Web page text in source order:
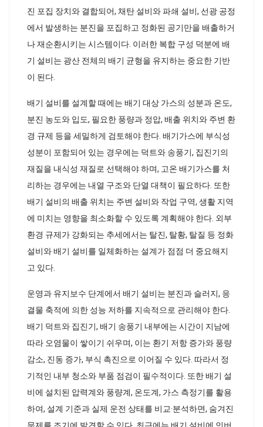
진 포집 장치와 결합되어, 채탄 설비와 파쇄 설비, 선광 공정
에서 발생하는 분진을 포집하고 정화된 공기만을 배출하거
나 재순환시키는 시스템이다. 이러한 복합 구성 덕분에 배
기 설비는 광산 전체의 배기 균형을 유지하는 중요한 기반
이 된다.
배기 설비를 설계할 때에는 배기 대상 가스의 성분과 온도,
분진 농도와 입도, 필요한 풍량과 정압, 배출 위치와 주변 환
경 규제 등을 세밀하게 검토해야 한다. 배기가스에 부식성
성분이 포함되어 있는 경우에는 덕트와 송풍기, 집진기의
재질을 내식성 재질로 선택해야 하며, 고온 배기가스를 처
리하는 경우에는 내열 구조와 단열 대책이 필요하다. 또한
배기 설비의 배출 위치는 주변 설비와 작업 구역, 생활 지역
에 미치는 영향을 최소화할 수 있도록 계획해야 한다. 외부
환경 규제가 강화되는 추세에서는 탈진, 탈황, 탈질 등 정화
설비와 배기 설비를 일체화하는 설계가 점점 더 중요해지
고 있다.
운영과 유지보수 단계에서 배기 설비는 분진과 슬러지, 응
결물 축적에 의한 성능 저하를 지속적으로 관리해야 한다.
배기 덕트와 집진기, 배기 송풍기 내부에는 시간이 지남에
따라 오염물이 쌓이기 쉬우며, 이는 환기 저항 증가와 풍량
감소, 진동 증가, 부식 촉진으로 이어질 수 있다. 따라서 정
기적인 내부 청소와 부품 점검이 필수적이다. 또한 배기 설
비에 설치된 압력계와 풍량계, 온도계, 가스 측정기를 활용
하여, 설계 기준과 실제 운전 상태를 비교·분석하면, 숨겨진